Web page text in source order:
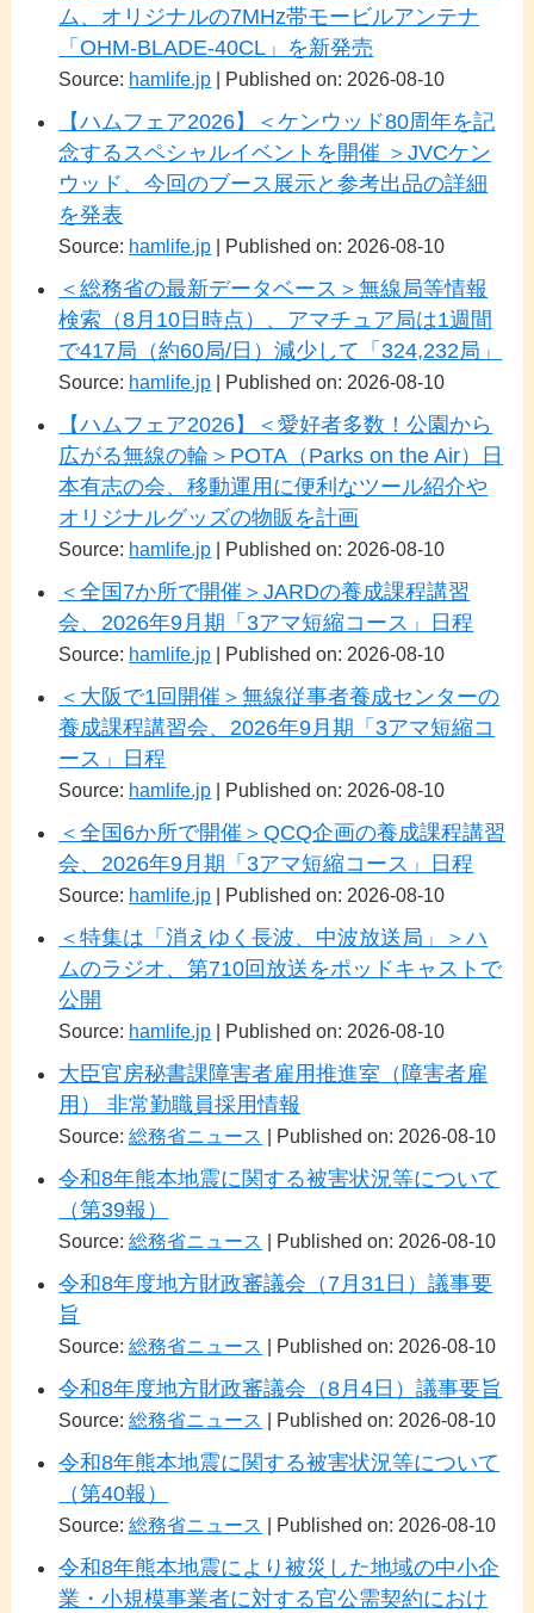
ム、オリジナルの7MHz帯モービルアンテナ
「OHM-BLADE-40CL」を新発売
Source: hamlife.jp Published on: 2026-08-10
【ハムフェア2026】＜ケンウッド80周年を記
念するスペシャルイベントを開催 ＞JVCケン
ウッド、今回のブース展示と参考出品の詳細
を発表
Source: hamlife.jp Published on: 2026-08-10
＜総務省の最新データベース＞無線局等情報
検索（8月10日時点）、アマチュア局は1週間
で417局（約60局/日）減少して「324,232局」
Source: hamlife.jp Published on: 2026-08-10
【ハムフェア2026】＜愛好者多数！公園から
広がる無線の輪＞POTA（Parks on the Air）日
本有志の会、移動運用に便利なツール紹介や
オリジナルグッズの物販を計画
Source: hamlife.jp Published on: 2026-08-10
＜全国7か所で開催＞JARDの養成課程講習
会、2026年9月期「3アマ短縮コース」日程
Source: hamlife.jp Published on: 2026-08-10
＜大阪で1回開催＞無線従事者養成センターの
養成課程講習会、2026年9月期「3アマ短縮コ
ース」日程
Source: hamlife.jp Published on: 2026-08-10
＜全国6か所で開催＞QCQ企画の養成課程講習
会、2026年9月期「3アマ短縮コース」日程
Source: hamlife.jp Published on: 2026-08-10
＜特集は「消えゆく長波、中波放送局」＞ハ
ムのラジオ、第710回放送をポッドキャストで
公開
Source: hamlife.jp Published on: 2026-08-10
大臣官房秘書課障害者雇用推進室（障害者雇
用） 非常勤職員採用情報
Source:総務省ニュース Published on: 2026-08-10
令和8年熊本地震に関する被害状況等について
（第39報）
Source:総務省ニュース Published on: 2026-08-10
令和8年度地方財政審議会（7月31日）議事要
旨
Source:総務省ニュース Published on: 2026-08-10
令和8年度地方財政審議会（8月4日）議事要旨
Source:総務省ニュース Published on: 2026-08-10
令和8年熊本地震に関する被害状況等について
（第40報）
Source:総務省ニュース Published on: 2026-08-10
令和8年熊本地震により被災した地域の中小企
業・小規模事業者に対する官公需契約におけ